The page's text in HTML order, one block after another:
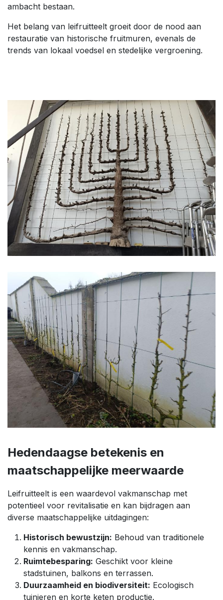
ambacht bestaan.
Het belang van leifruitteelt groeit door de nood aan
restauratie van historische fruitmuren, evenals de
trends van lokaal voedsel en stedelijke vergroening.
Hedendaagse betekenis en
maatschappelijke meerwaarde
Leifruitteelt is een waardevol vakmanschap met
potentieel voor revitalisatie en kan bijdragen aan
diverse maatschappelijke uitdagingen:
Historisch bewustzijn: Behoud van traditionele
kennis en vakmanschap.
Ruimtebesparing: Geschikt voor kleine
stadstuinen, balkons en terrassen.
Duurzaamheid en biodiversiteit: Ecologisch
tuinieren en korte keten productie.